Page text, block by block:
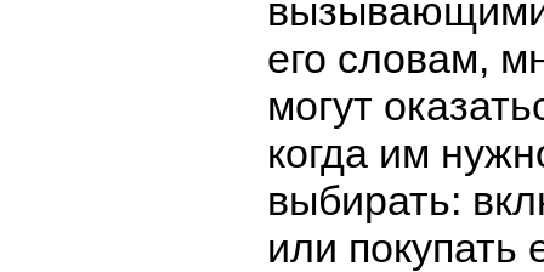
его словам,
могут
когда им
выбирать:
или покупать